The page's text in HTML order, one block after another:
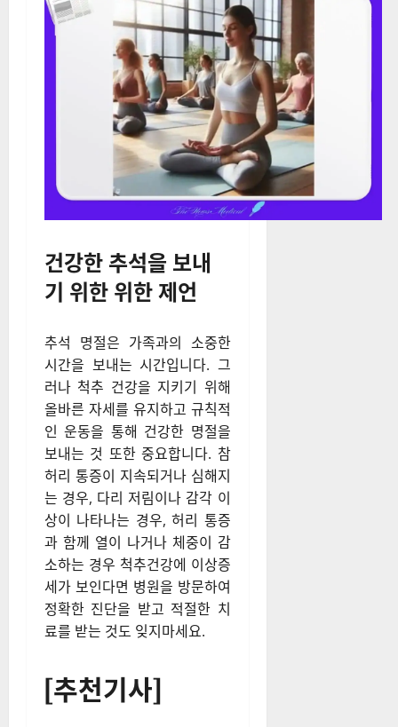
건강한 추석을 보내
기 위한 위한 제언
추석 명절은 가족과의 소중한
시간을 보내는 시간입니다. 그
러나 척추 건강을 지키기 위해
올바른 자세를 유지하고 규칙적
인 운동을 통해 건강한 명절을
보내는 것 또한 중요합니다. 참
허리 통증이 지속되거나 심해지
는 경우, 다리 저림이나 감각 이
상이 나타나는 경우, 허리 통증
과 함께 열이 나거나 체중이 감
소하는 경우 척추건강에 이상증
세가 보인다면 병원을 방문하여
정확한 진단을 받고 적절한 치
료를 받는 것도 잊지마세요.
[추천기사]